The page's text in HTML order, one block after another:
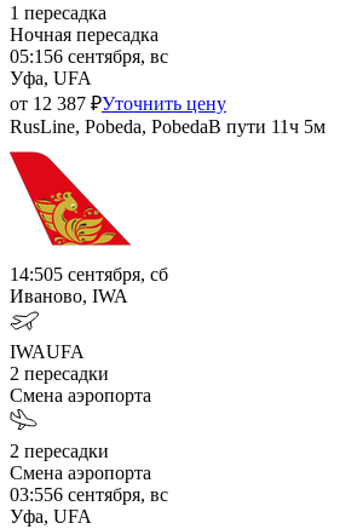
1 пересадка
Ночная пересадка
05:156 сентября, вс
Уфа, UFA
от 12 387 ₽Уточнить цену
RusLine, Pobeda, PobedaВ пути 11ч 5м
14:505 сентября, сб
Иваново, IWA
IWAUFA
2 пересадки
Смена аэропорта
2 пересадки
Смена аэропорта
03:556 сентября, вс
Уфа, UFA